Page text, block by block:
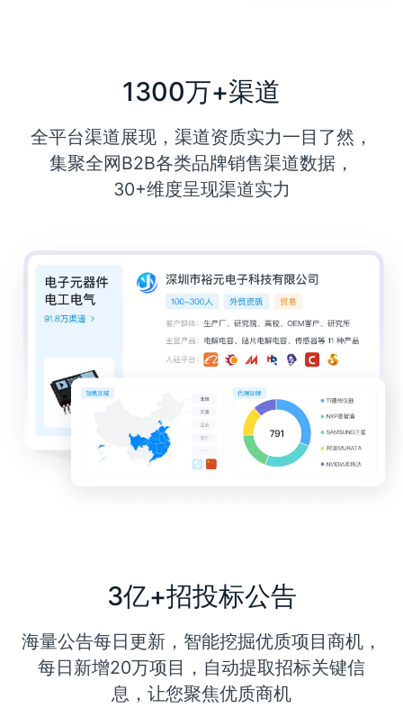
1300万+渠道
全平台渠道展现，渠道资质实力一目了然，
集聚全网B2B各类品牌销售渠道数据，
30+维度呈现渠道实力
3亿+招投标公告
海量公告每日更新，智能挖掘优质项目商机，
每日新增20万项目，自动提取招标关键信
息，让您聚焦优质商机